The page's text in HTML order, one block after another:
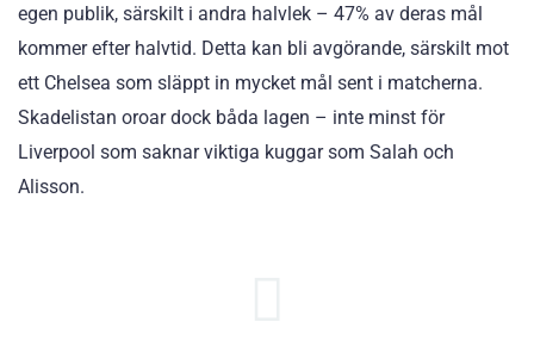
egen publik, särskilt i andra halvlek – 47% av deras mål
kommer efter halvtid. Detta kan bli avgörande, särskilt mot
ett Chelsea som släppt in mycket mål sent i matcherna.
Skadelistan oroar dock båda lagen – inte minst för
Liverpool som saknar viktiga kuggar som Salah och
Alisson.